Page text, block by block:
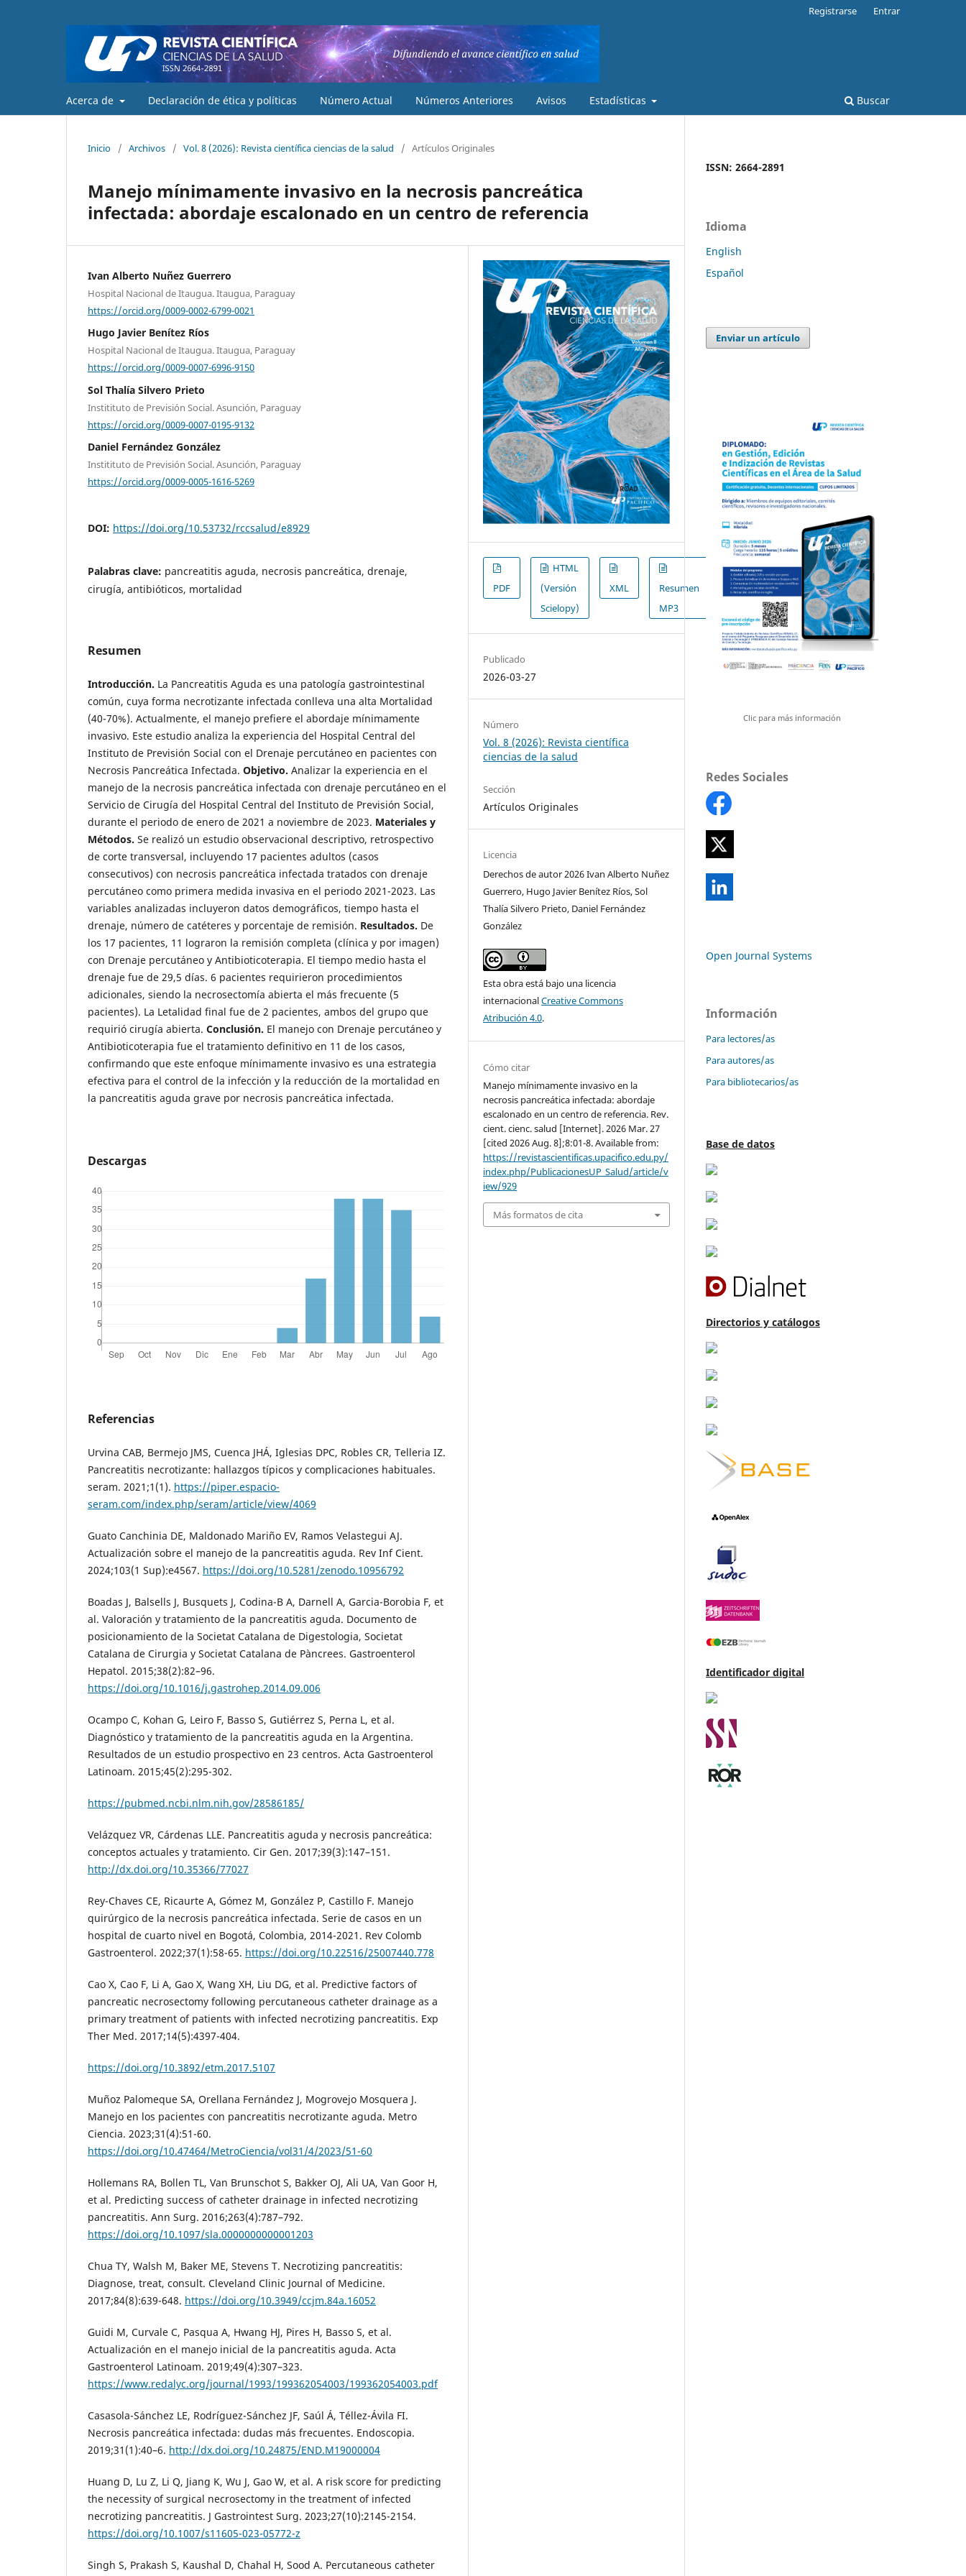
Acerca de Declaración de ética y políticas Número Actual Números Anteriores Avisos Estadísticas Buscar
Registrarse Entrar
Inicio / Archivos / Vol. 8 (2026): Revista científica ciencias de la salud / Artículos Originales
Manejo mínimamente invasivo en la necrosis pancreática
infectada: abordaje escalonado en un centro de referencia
Ivan Alberto Nuñez Guerrero
Hospital Nacional de Itaugua. Itaugua, Paraguay
https://orcid.org/0009-0002-6799-0021
Hugo Javier Benítez Ríos
Hospital Nacional de Itaugua. Itaugua, Paraguay
https://orcid.org/0009-0007-6996-9150
Sol Thalía Silvero Prieto
Institituto de Previsión Social. Asunción, Paraguay
https://orcid.org/0009-0007-0195-9132
Daniel Fernández González
Institituto de Previsión Social. Asunción, Paraguay
https://orcid.org/0009-0005-1616-5269
DOI: https://doi.org/10.53732/rccsalud/e8929
Palabras clave: pancreatitis aguda, necrosis pancreática, drenaje,
cirugía, antibióticos, mortalidad
Resumen
Introducción. La Pancreatitis Aguda es una patología gastrointestinal
común, cuya forma necrotizante infectada conlleva una alta Mortalidad
(40-70%). Actualmente, el manejo prefiere el abordaje mínimamente
invasivo. Este estudio analiza la experiencia del Hospital Central del
Instituto de Previsión Social con el Drenaje percutáneo en pacientes con
Necrosis Pancreática Infectada. Objetivo. Analizar la experiencia en el
manejo de la necrosis pancreática infectada con drenaje percutáneo en el
Servicio de Cirugía del Hospital Central del Instituto de Previsión Social,
durante el periodo de enero de 2021 a noviembre de 2023. Materiales y
Métodos. Se realizó un estudio observacional descriptivo, retrospectivo
de corte transversal, incluyendo 17 pacientes adultos (casos
consecutivos) con necrosis pancreática infectada tratados con drenaje
percutáneo como primera medida invasiva en el periodo 2021-2023. Las
variables analizadas incluyeron datos demográficos, tiempo hasta el
drenaje, número de catéteres y porcentaje de remisión. Resultados. De
los 17 pacientes, 11 lograron la remisión completa (clínica y por imagen)
con Drenaje percutáneo y Antibioticoterapia. El tiempo medio hasta el
drenaje fue de 29,5 días. 6 pacientes requirieron procedimientos
adicionales, siendo la necrosectomía abierta el más frecuente (5
pacientes). La Letalidad final fue de 2 pacientes, ambos del grupo que
requirió cirugía abierta. Conclusión. El manejo con Drenaje percutáneo y
Antibioticoterapia fue el tratamiento definitivo en 11 de los casos,
confirmando que este enfoque mínimamente invasivo es una estrategia
efectiva para el control de la infección y la reducción de la mortalidad en
la pancreatitis aguda grave por necrosis pancreática infectada.
Descargas
Referencias
Urvina CAB, Bermejo JMS, Cuenca JHÁ, Iglesias DPC, Robles CR, Telleria IZ.
Pancreatitis necrotizante: hallazgos típicos y complicaciones habituales.
seram. 2021;1(1). https://piper.espacio-
seram.com/index.php/seram/article/view/4069
Guato Canchinia DE, Maldonado Mariño EV, Ramos Velastegui AJ.
Actualización sobre el manejo de la pancreatitis aguda. Rev Inf Cient.
2024;103(1 Sup):e4567. https://doi.org/10.5281/zenodo.10956792
Boadas J, Balsells J, Busquets J, Codina-B A, Darnell A, Garcia-Borobia F, et
al. Valoración y tratamiento de la pancreatitis aguda. Documento de
posicionamiento de la Societat Catalana de Digestologia, Societat
Catalana de Cirurgia y Societat Catalana de Pàncrees. Gastroenterol
Hepatol. 2015;38(2):82–96.
https://doi.org/10.1016/j.gastrohep.2014.09.006
Ocampo C, Kohan G, Leiro F, Basso S, Gutiérrez S, Perna L, et al.
Diagnóstico y tratamiento de la pancreatitis aguda en la Argentina.
Resultados de un estudio prospectivo en 23 centros. Acta Gastroenterol
Latinoam. 2015;45(2):295-302.
https://pubmed.ncbi.nlm.nih.gov/28586185/
Velázquez VR, Cárdenas LLE. Pancreatitis aguda y necrosis pancreática:
conceptos actuales y tratamiento. Cir Gen. 2017;39(3):147–151.
http://dx.doi.org/10.35366/77027
Rey-Chaves CE, Ricaurte A, Gómez M, González P, Castillo F. Manejo
quirúrgico de la necrosis pancreática infectada. Serie de casos en un
hospital de cuarto nivel en Bogotá, Colombia, 2014-2021. Rev Colomb
Gastroenterol. 2022;37(1):58-65. https://doi.org/10.22516/25007440.778
Cao X, Cao F, Li A, Gao X, Wang XH, Liu DG, et al. Predictive factors of
pancreatic necrosectomy following percutaneous catheter drainage as a
primary treatment of patients with infected necrotizing pancreatitis. Exp
Ther Med. 2017;14(5):4397-404.
https://doi.org/10.3892/etm.2017.5107
Muñoz Palomeque SA, Orellana Fernández J, Mogrovejo Mosquera J.
Manejo en los pacientes con pancreatitis necrotizante aguda. Metro
Ciencia. 2023;31(4):51-60.
https://doi.org/10.47464/MetroCiencia/vol31/4/2023/51-60
Hollemans RA, Bollen TL, Van Brunschot S, Bakker OJ, Ali UA, Van Goor H,
et al. Predicting success of catheter drainage in infected necrotizing
pancreatitis. Ann Surg. 2016;263(4):787–792.
https://doi.org/10.1097/sla.0000000000001203
Chua TY, Walsh M, Baker ME, Stevens T. Necrotizing pancreatitis:
Diagnose, treat, consult. Cleveland Clinic Journal of Medicine.
2017;84(8):639-648. https://doi.org/10.3949/ccjm.84a.16052
Guidi M, Curvale C, Pasqua A, Hwang HJ, Pires H, Basso S, et al.
Actualización en el manejo inicial de la pancreatitis aguda. Acta
Gastroenterol Latinoam. 2019;49(4):307–323.
https://www.redalyc.org/journal/1993/199362054003/199362054003.pdf
Casasola-Sánchez LE, Rodríguez-Sánchez JF, Saúl Á, Téllez-Ávila FI.
Necrosis pancreática infectada: dudas más frecuentes. Endoscopia.
2019;31(1):40–6. http://dx.doi.org/10.24875/END.M19000004
Huang D, Lu Z, Li Q, Jiang K, Wu J, Gao W, et al. A risk score for predicting
the necessity of surgical necrosectomy in the treatment of infected
necrotizing pancreatitis. J Gastrointest Surg. 2023;27(10):2145-2154.
https://doi.org/10.1007/s11605-023-05772-z
Singh S, Prakash S, Kaushal D, Chahal H, Sood A. Percutaneous catheter
PDF
HTML
(Versión
Scielopy)
XML
Resumen
MP3
Publicado
2026-03-27
Número
Vol. 8 (2026): Revista científica
ciencias de la salud
Sección
Artículos Originales
Licencia
Derechos de autor 2026 Ivan Alberto Nuñez
Guerrero, Hugo Javier Benítez Ríos, Sol
Thalía Silvero Prieto, Daniel Fernández
González
Esta obra está bajo una licencia
internacionalCreative Commons
Atribución 4.0.
Cómo citar
Manejo mínimamente invasivo en la
necrosis pancreática infectada: abordaje
escalonado en un centro de referencia. Rev.
cient. cienc. salud [Internet]. 2026 Mar. 27
[cited 2026 Aug. 8];8:01-8. Available from:
https://revistascientificas.upacifico.edu.py/
index.php/PublicacionesUP_Salud/article/v
iew/929
Más formatos de cita
ISSN: 2664-2891
Idioma
English
Español
Enviar un artículo
Clic para más información
Redes Sociales
Open Journal Systems
Información
Para lectores/as
Para autores/as
Para bibliotecarios/as
Base de datos
Directorios y catálogos
Identificador digital